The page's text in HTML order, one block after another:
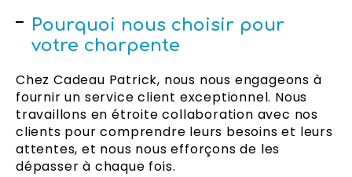
Pourquoi nous choisir pour
votre charpente
Chez Cadeau Patrick, nous nous engageons à
fournir un service client exceptionnel. Nous
travaillons en étroite collaboration avec nos
clients pour comprendre leurs besoins et leurs
attentes, et nous nous efforçons de les
dépasser à chaque fois.